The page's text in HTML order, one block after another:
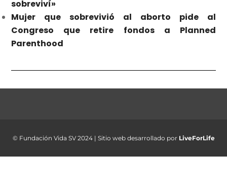
sobreviví»
Mujer que sobrevivió al aborto pide al
Congreso que retire fondos a Planned
Parenthood
© Fundación Vida SV 2024 | Sitio web desarrollado por LiveForLife